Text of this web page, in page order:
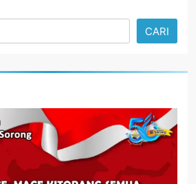
CARI